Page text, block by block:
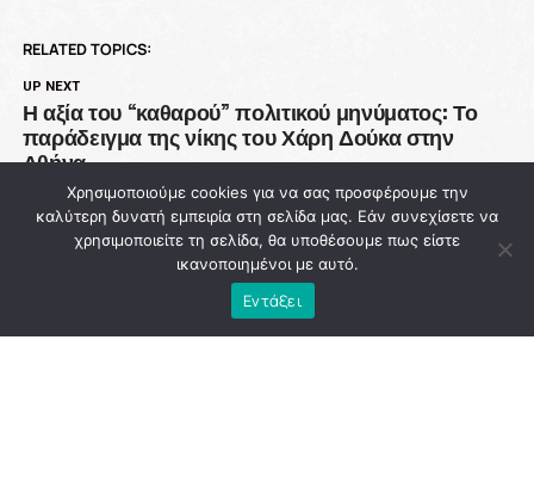
RELATED TOPICS:
UP NEXT
Η αξία του “καθαρού” πολιτικού μηνύματος: Το
παράδειγμα της νίκης του Χάρη Δούκα στην
Αθήνα
DON'T MISS
93 εκατ. ευρώ χάθηκαν από την Πολιτική
Προστασία ενώ η χώρα μετρά νεκρούς στις
Χρησιμοποιούμε cookies για να σας προσφέρουμε την
καλύτερη δυνατή εμπειρία στη σελίδα μας. Εάν συνεχίσετε να
χρησιμοποιείτε τη σελίδα, θα υποθέσουμε πως είστε
ικανοποιημένοι με αυτό.
Εντάξει